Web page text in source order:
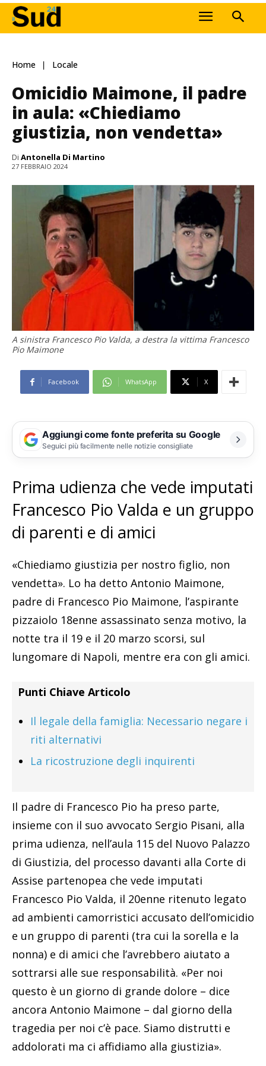
Home Locale
Omicidio Maimone, il padre
in aula: «Chiediamo
giustizia, non vendetta»
Di Antonella Di Martino
27 FEBBRAIO 2024
A sinistra Francesco Pio Valda, a destra la vittima Francesco
Pio Maimone
Facebook WhatsApp X
Aggiungi come fonte preferita su Google
Seguici più facilmente nelle notizie consigliate
Prima udienza che vede imputati
Francesco Pio Valda e un gruppo
di parenti e di amici
«Chiediamo giustizia per nostro figlio, non
vendetta». Lo ha detto Antonio Maimone,
padre di Francesco Pio Maimone, l’aspirante
pizzaiolo 18enne assassinato senza motivo, la
notte tra il 19 e il 20 marzo scorsi, sul
lungomare di Napoli, mentre era con gli amici.
Punti Chiave Articolo
Il legale della famiglia: Necessario negare i
riti alternativi
La ricostruzione degli inquirenti
Il padre di Francesco Pio ha preso parte,
insieme con il suo avvocato Sergio Pisani, alla
prima udienza, nell’aula 115 del Nuovo Palazzo
di Giustizia, del processo davanti alla Corte di
Assise partenopea che vede imputati
Francesco Pio Valda, il 20enne ritenuto legato
ad ambienti camorristici accusato dell’omicidio
e un gruppo di parenti (tra cui la sorella e la
nonna) e di amici che l’avrebbero aiutato a
sottrarsi alle sue responsabilità. «Per noi
questo è un giorno di grande dolore – dice
ancora Antonio Maimone – dal giorno della
tragedia per noi c’è pace. Siamo distrutti e
addolorati ma ci affidiamo alla giustizia».